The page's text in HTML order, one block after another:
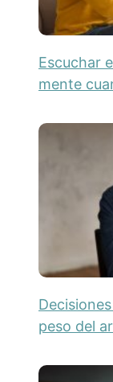
Escuchar
mente
peso del